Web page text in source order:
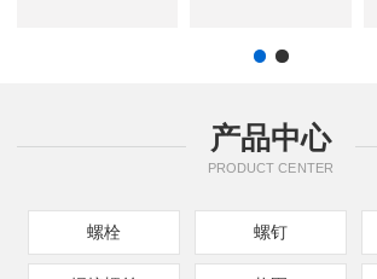
产品中心
PRODUCT CENTER
螺栓 螺钉